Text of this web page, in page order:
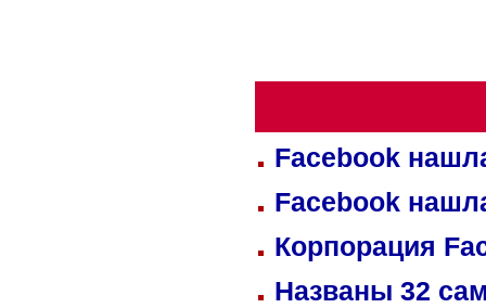
Facebook
Facebook
Корпорация
Названы 32